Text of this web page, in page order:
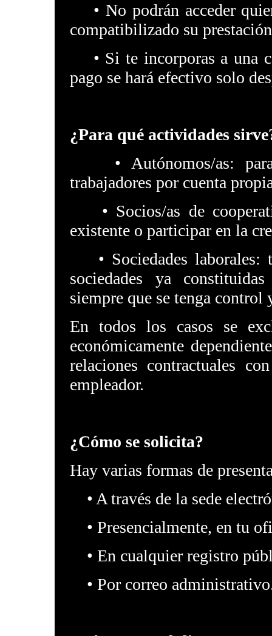
• No podrán acceder
compatibilizado su
• Si te incorporas a una
pago se hará efectivo solo
¿Para qué actividades
• Autónomos/as: para
trabajadores por cuenta
• Socios/as de
existente o participar en la
• Sociedades laborales:
sociedades ya
siempre que se tenga
En todos los casos se
económicamente
relaciones contractuales
empleador.
¿Cómo se solicita?
Hay varias formas de
• A través de la sede
• Presencialmente, en tu
• En cualquier registro
• Por correo